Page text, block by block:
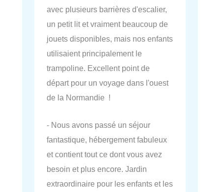
avec plusieurs barrières d'escalier,
un petit lit et vraiment beaucoup de
jouets disponibles, mais nos enfants
utilisaient principalement le
trampoline. Excellent point de
départ pour un voyage dans l'ouest
de la Normandie !
- Nous avons passé un séjour
fantastique, hébergement fabuleux
et contient tout ce dont vous avez
besoin et plus encore. Jardin
extraordinaire pour les enfants et les